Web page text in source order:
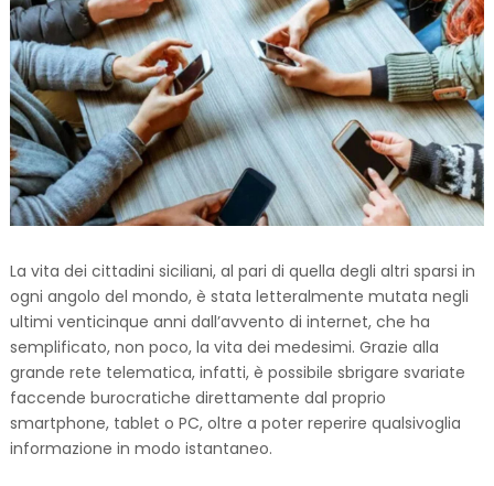
La vita dei cittadini siciliani, al pari di quella degli altri sparsi in
ogni angolo del mondo, è stata letteralmente mutata negli
ultimi venticinque anni dall’avvento di internet, che ha
semplificato, non poco, la vita dei medesimi. Grazie alla
grande rete telematica, infatti, è possibile sbrigare svariate
faccende burocratiche direttamente dal proprio
smartphone, tablet o PC, oltre a poter reperire qualsivoglia
informazione in modo istantaneo.